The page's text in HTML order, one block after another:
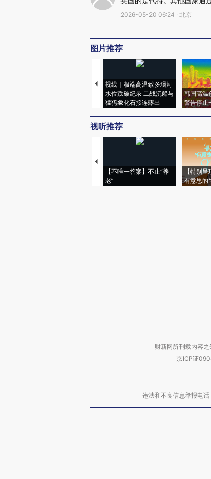
2026-05-20 06:24 · 北京
图片推荐
视线｜极端高温致多瑙河
水位跌破纪录 二战沉船与
猛犸象化石接连露出
韩国高温
警告停止
视听推荐
【不唯一答案】不止“养
老”
【特别
有意思的
财新网所刊载内容
京ICP证
违法和不良信息举报电